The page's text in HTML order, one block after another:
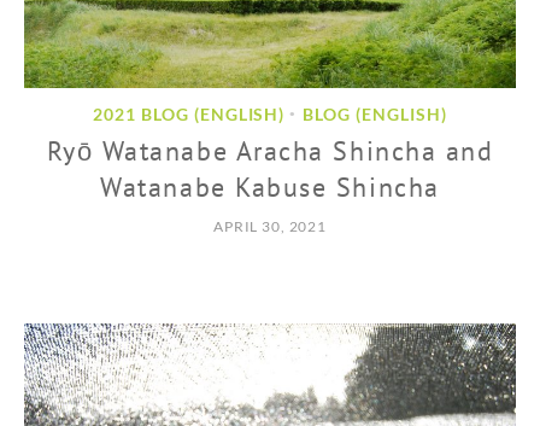
2021 BLOG (ENGLISH) • BLOG (ENGLISH)
Ryō Watanabe Aracha Shincha and
Watanabe Kabuse Shincha
APRIL 30, 2021